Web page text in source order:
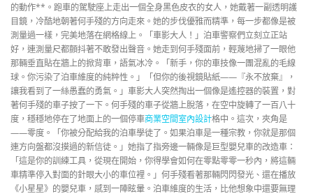
的動作**。跑車的駕駛座上走出一個全身黑色皮衣的女人，她戴著一副透明護
目鏡，冷酷地朝著何手殘的方向走來。她的步伐優雅而精準，每一步都像是被
測量過一樣，完美地落在網格線上。「車影大人！」泊車警察們立刻立正站
好，連測量尺都顫抖著不敢發出聲音。她走到何手殘面前，輕蔑地掃了一眼他
那輛垂直貼在牆上的掀背車，語氣冰冷。「新手，你的車技像一團混亂的毛線
球。你污染了泊車維度的純粹性。」「但你的後視鏡貼紙——『永不放棄』，
讓我看到了一絲愚蠢的勇氣。」車影大人突然掏出一個像是遙控器的裝置，對
著何手殘的車子按了一下。何手殘的車子從牆上脫落，在空中旋轉了一百八十
度，穩穩地停在了地面上的一個停車商業空間室內設計格中。這次，夾角是
——零度。「你被分配給我的泊車學徒了。如果泊車是一種宗教，你就是那個
連方向盤都沒摸過的新信徒。」她指了指旁邊一輛像是巨型嬰兒車的改造車：
「這是你的訓練工具，從現在開始，你得學會如何在零點零零一秒內，將這輛
車精準停入對面的針眼大小的車位裡。」何手殘看著那輛閃閃發光、還在播放
《小星星》的嬰兒車，感到一陣眩暈。泊車維度的生活，比他想象中還要無理